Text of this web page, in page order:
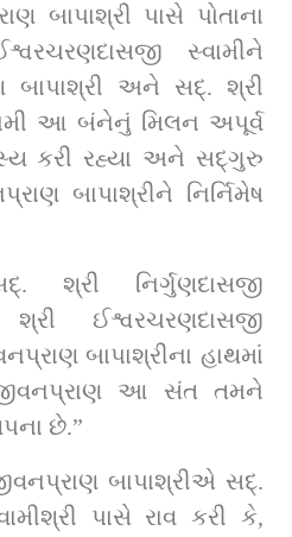
બાપાશ્રી પાસે પોતાના
સ્વામીને
બાપાશ્રી અને સદ્. શ્રી
આ બંનેનું મિલન અપૂર્વ
કરી રહ્યા અને સદ્ગુરુ
બાપાશ્રીને નિર્નિમેષ
શ્રી નિર્ગુણદાસજી
ઈશ્વરચરણદાસજી
બાપાશ્રીના હાથમાં
આ સંત તમને
છે.”
બાપાશ્રીએ સદ્.
પાસે રાવ કરી કે,